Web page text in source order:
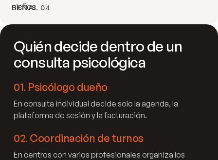
SEÑAL 04
nichos
Quién decide dentro de un
consulta psicológica
01. Psicólogo dueño
En consulta individual decide solo la agenda, la
plataforma de sesión y la facturación.
02. Coordinación de turnos
En centros con varios profesionales organiza los